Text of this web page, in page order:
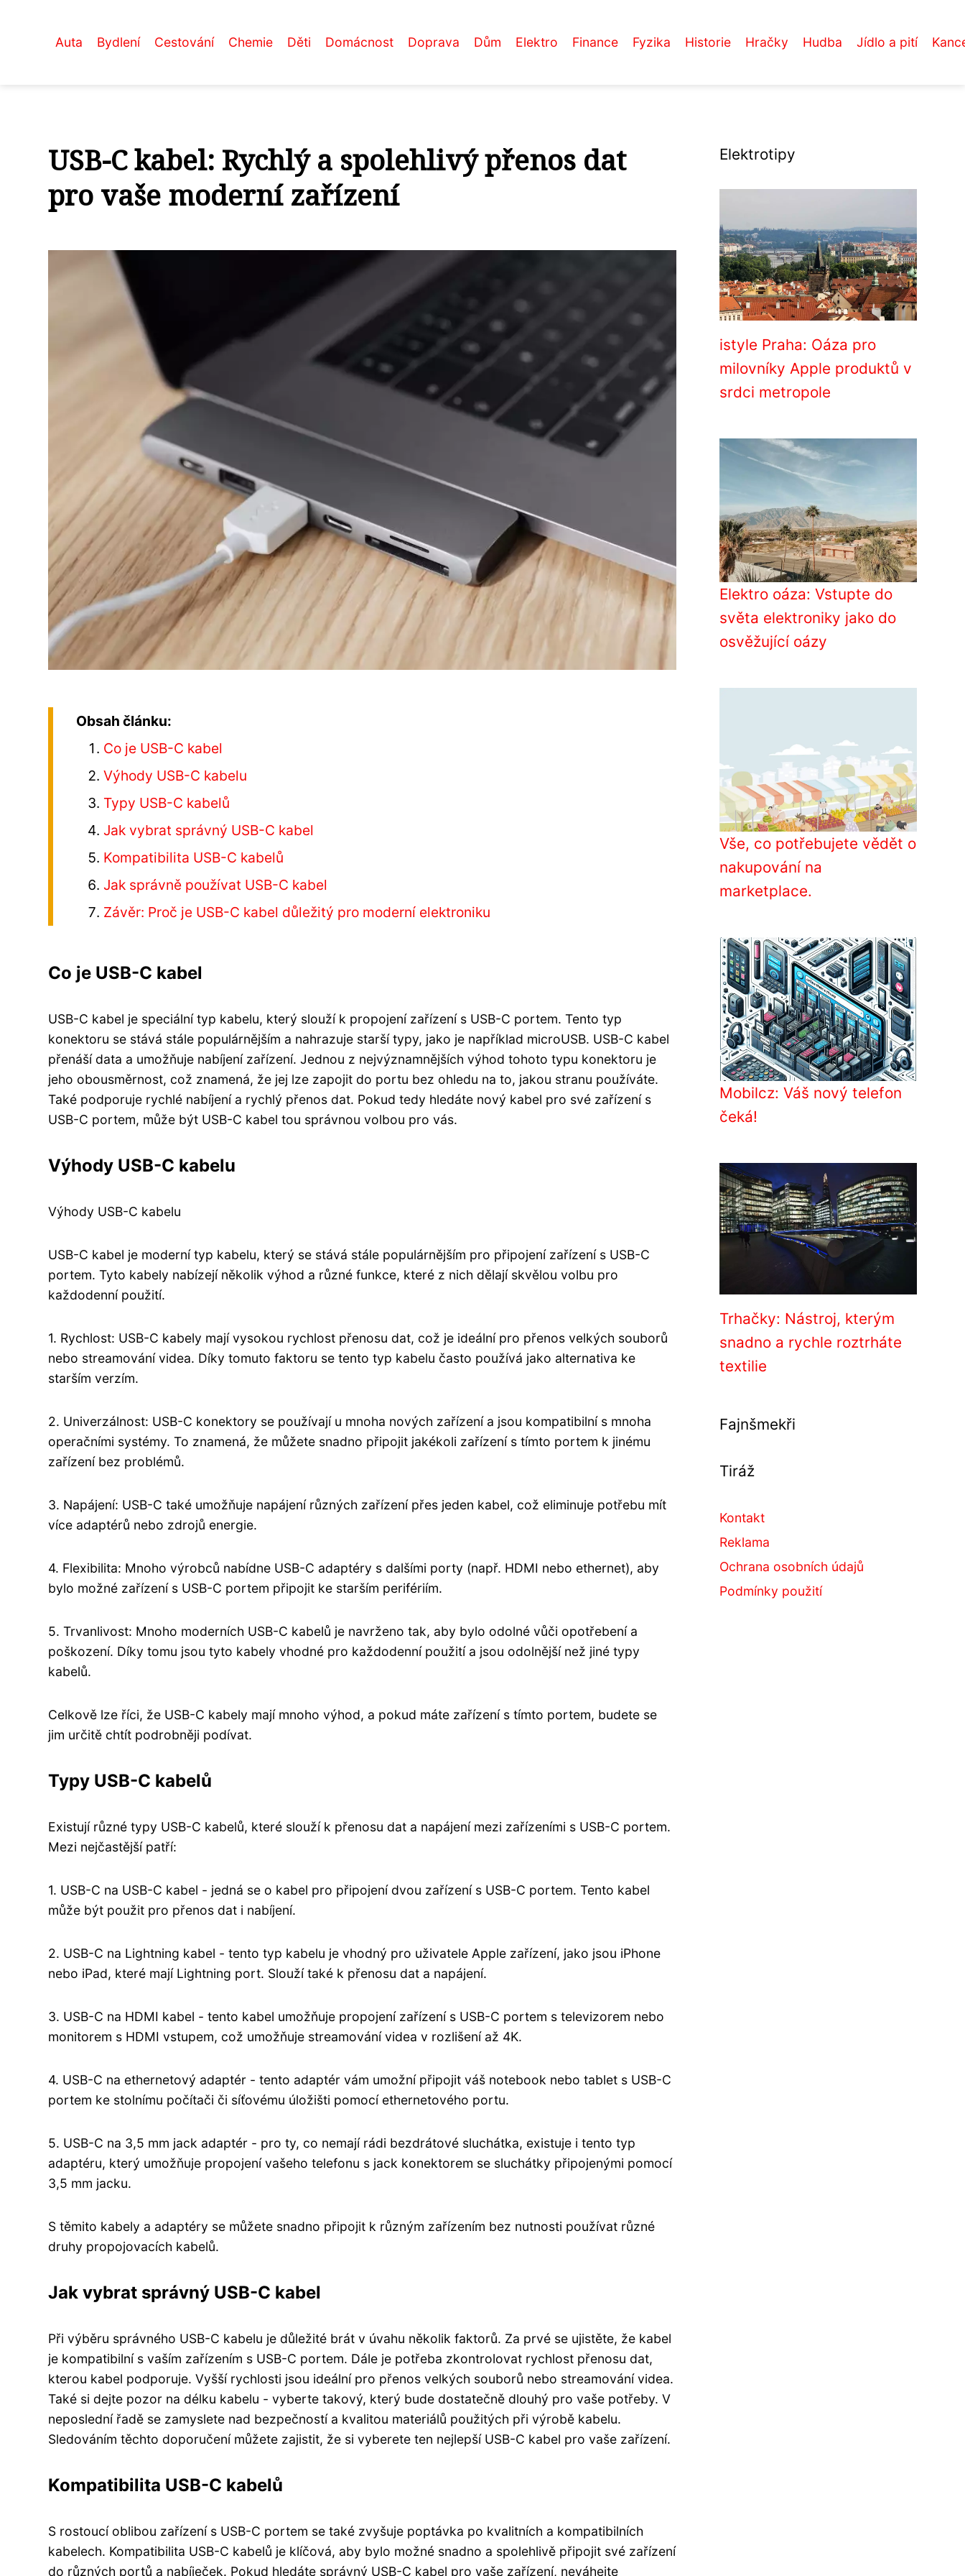
Auta Bydlení Cestování Chemie Děti Domácnost Doprava Dům Elektro Finance Fyzika Historie Hračky Hudba Jídlo a pití
USB-C kabel: Rychlý a spolehlivý přenos dat
pro vaše moderní zařízení
Obsah článku:
Co je USB-C kabel
Výhody USB-C kabelu
Typy USB-C kabelů
Jak vybrat správný USB-C kabel
Kompatibilita USB-C kabelů
Jak správně používat USB-C kabel
Závěr: Proč je USB-C kabel důležitý pro moderní elektroniku
Co je USB-C kabel
USB-C kabel je speciální typ kabelu, který slouží k propojení zařízení s USB-C portem. Tento typ
konektoru se stává stále populárnějším a nahrazuje starší typy, jako je například microUSB. USB-C kabel
přenáší data a umožňuje nabíjení zařízení. Jednou z nejvýznamnějších výhod tohoto typu konektoru je
jeho obousměrnost, což znamená, že jej lze zapojit do portu bez ohledu na to, jakou stranu používáte.
Také podporuje rychlé nabíjení a rychlý přenos dat. Pokud tedy hledáte nový kabel pro své zařízení s
USB-C portem, může být USB-C kabel tou správnou volbou pro vás.
Výhody USB-C kabelu
Výhody USB-C kabelu
USB-C kabel je moderní typ kabelu, který se stává stále populárnějším pro připojení zařízení s USB-C
portem. Tyto kabely nabízejí několik výhod a různé funkce, které z nich dělají skvělou volbu pro
každodenní použití.
1. Rychlost: USB-C kabely mají vysokou rychlost přenosu dat, což je ideální pro přenos velkých souborů
nebo streamování videa. Díky tomuto faktoru se tento typ kabelu často používá jako alternativa ke
starším verzím.
2. Univerzálnost: USB-C konektory se používají u mnoha nových zařízení a jsou kompatibilní s mnoha
operačními systémy. To znamená, že můžete snadno připojit jakékoli zařízení s tímto portem k jinému
zařízení bez problémů.
3. Napájení: USB-C také umožňuje napájení různých zařízení přes jeden kabel, což eliminuje potřebu mít
více adaptérů nebo zdrojů energie.
4. Flexibilita: Mnoho výrobců nabídne USB-C adaptéry s dalšími porty (např. HDMI nebo ethernet), aby
bylo možné zařízení s USB-C portem připojit ke starším perifériím.
5. Trvanlivost: Mnoho moderních USB-C kabelů je navrženo tak, aby bylo odolné vůči opotřebení a
poškození. Díky tomu jsou tyto kabely vhodné pro každodenní použití a jsou odolnější než jiné typy
kabelů.
Celkově lze říci, že USB-C kabely mají mnoho výhod, a pokud máte zařízení s tímto portem, budete se
jim určitě chtít podrobněji podívat.
Typy USB-C kabelů
Existují různé typy USB-C kabelů, které slouží k přenosu dat a napájení mezi zařízeními s USB-C portem.
Mezi nejčastější patří:
1. USB-C na USB-C kabel - jedná se o kabel pro připojení dvou zařízení s USB-C portem. Tento kabel
může být použit pro přenos dat i nabíjení.
2. USB-C na Lightning kabel - tento typ kabelu je vhodný pro uživatele Apple zařízení, jako jsou iPhone
nebo iPad, které mají Lightning port. Slouží také k přenosu dat a napájení.
3. USB-C na HDMI kabel - tento kabel umožňuje propojení zařízení s USB-C portem s televizorem nebo
monitorem s HDMI vstupem, což umožňuje streamování videa v rozlišení až 4K.
4. USB-C na ethernetový adaptér - tento adaptér vám umožní připojit váš notebook nebo tablet s USB-C
portem ke stolnímu počítači či síťovému úložišti pomocí ethernetového portu.
5. USB-C na 3,5 mm jack adaptér - pro ty, co nemají rádi bezdrátové sluchátka, existuje i tento typ
adaptéru, který umožňuje propojení vašeho telefonu s jack konektorem se sluchátky připojenými pomocí
3,5 mm jacku.
S těmito kabely a adaptéry se můžete snadno připojit k různým zařízením bez nutnosti používat různé
druhy propojovacích kabelů.
Jak vybrat správný USB-C kabel
Při výběru správného USB-C kabelu je důležité brát v úvahu několik faktorů. Za prvé se ujistěte, že kabel
je kompatibilní s vaším zařízením s USB-C portem. Dále je potřeba zkontrolovat rychlost přenosu dat,
kterou kabel podporuje. Vyšší rychlosti jsou ideální pro přenos velkých souborů nebo streamování videa.
Také si dejte pozor na délku kabelu - vyberte takový, který bude dostatečně dlouhý pro vaše potřeby. V
neposlední řadě se zamyslete nad bezpečností a kvalitou materiálů použitých při výrobě kabelu.
Sledováním těchto doporučení můžete zajistit, že si vyberete ten nejlepší USB-C kabel pro vaše zařízení.
Kompatibilita USB-C kabelů
S rostoucí oblibou zařízení s USB-C portem se také zvyšuje poptávka po kvalitních a kompatibilních
kabelech. Kompatibilita USB-C kabelů je klíčová, aby bylo možné snadno a spolehlivě připojit své zařízení
do různých portů a nabíječek. Pokud hledáte správný USB-C kabel pro vaše zařízení, neváhejte
Elektrotipy
istyle Praha: Oáza pro
milovníky Apple produktů v
srdci metropole
Elektro oáza: Vstupte do
světa elektroniky jako do
osvěžující oázy
Vše, co potřebujete vědět o
nakupování na
marketplace.
Mobilcz: Váš nový telefon
čeká!
Trhačky: Nástroj, kterým
snadno a rychle roztrháte
textilie
Fajnšmekři
Tiráž
Kontakt
Reklama
Ochrana osobních údajů
Podmínky použití